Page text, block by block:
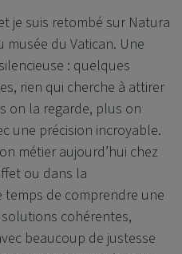
je suis retombé sur Natura
musée du Vatican. Une
: quelques
rien qui cherche à attirer
on la regarde, plus on
une précision incroyable.
métier aujourd’hui chez
ou dans la
de comprendre une
cohérentes,
beaucoup de justesse